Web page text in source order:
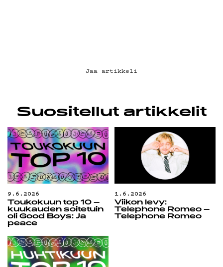
Jaa artikkeli
Suositellut artikkelit
9.6.2026
Toukokuun top 10 –
kuukauden soitetuin
oli Good Boys: Ja
peace
1.6.2026
Viikon levy:
Telephone Romeo –
Telephone Romeo